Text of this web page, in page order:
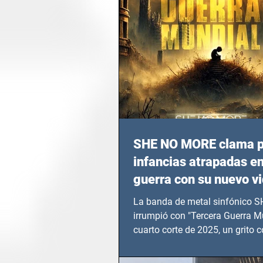
SHE NO MORE clama
infancias atrapadas
guerra con su nuevo
TERCERA GUERRA
La banda de metal sinfónico
irrumpió con "Tercera Guerra
cuarto corte de 2025, un grito
en epicentros bélicos.